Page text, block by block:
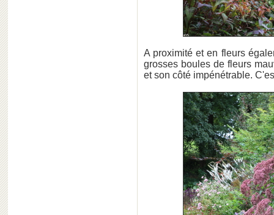
A proximité et en fleurs
grosses boules de fleurs
et son côté impénétrable.